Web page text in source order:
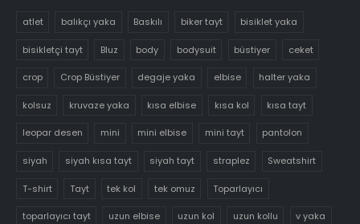
atlet balıkçı yaka Baskılı biker tayt bisiklet yaka
bisikletçi tayt Bluz body bodysuit büstiyer ceket
crop Crop Büstiyer degaje yaka elbise halter yaka
kolsuz kruvaze yaka kısa elbise kısa kol kısa tayt
leopar desen mini mini elbise mini tayt pantolon
siyah siyah kısa tayt siyah tayt straplez Sweatshirt
T-shirt Tayt tek kol tek omuz Toparlayıcı
toparlayıcı tayt uzun elbise uzun kol uzun kollu v yaka